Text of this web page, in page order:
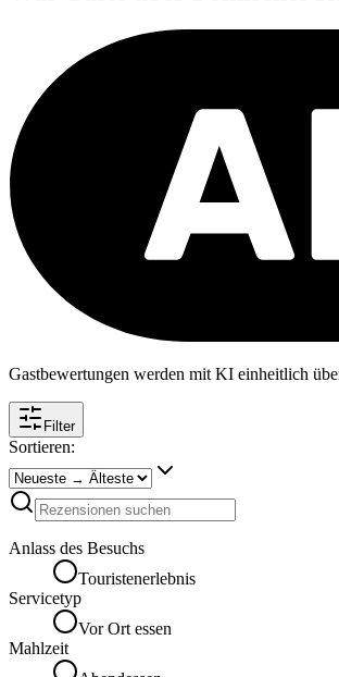
Gastbewertungen werden mit KI einheitlich
Filter
Sortieren:
Anlass des Besuchs
Touristenerlebnis
Servicetyp
Vor Ort essen
Mahlzeit